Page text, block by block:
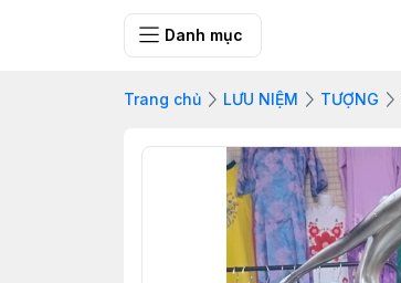
Danh mục
Trang chủ LƯU NIỆM TƯỢNG